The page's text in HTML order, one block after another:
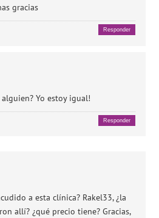
gracias
Responder
Yo estoy igual!
Responder
a esta clínica? Rakel33, ¿la
allí? ¿qué precio tiene? Gracias,